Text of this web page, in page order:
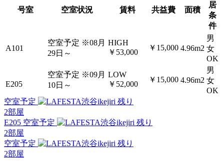
号室 空室状況 賃料 共益費 面積
居
条
件
A101
空室予定 ※08月
29日～
HIGH
￥53,000
￥15,000 4.96m2
男
女
OK
E205
空室予定 ※09月
10日～
LOW
￥52,000
￥15,000 4.96m2
男
女
OK
空室予定
残り
2部屋
E205 空室予定
残り
2部屋
空室予定
残り
2部屋